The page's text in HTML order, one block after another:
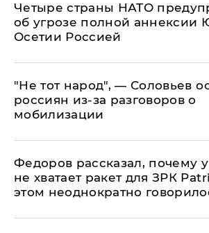
Четыре страны НАТО
об угрозе полной аннексии
Осетии Россией
​"Не тот народ", — Соловьев
россиян из-за разговоров о
мобилизации
Федоров рассказал, почему
не хватает ракет для ЗРК
этом неоднократно